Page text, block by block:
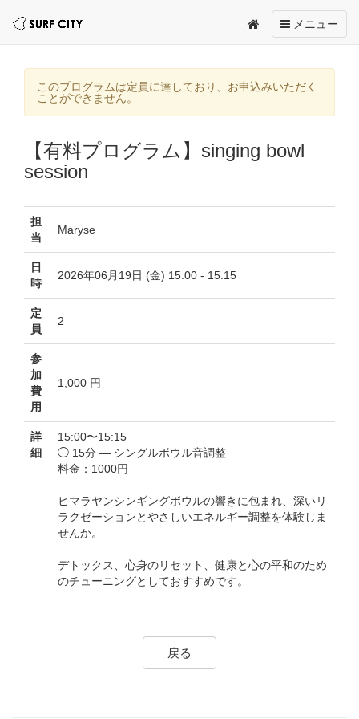
Toggle
navigation
メニュー
このプログラムは定員に達しており、お申込みいただく
ことができません。
【有料プログラム】singing bowl
session
担
当
Maryse
日
時
2026年06月19日 (金) 15:00 - 15:15
定
員
2
参
加
費
用
1,000 円
詳
細
15:00〜15:15
◯ 15分 — シングルボウル音調整
料金：1000円
ヒマラヤンシンギングボウルの響きに包まれ、深いリ
ラクゼーションとやさしいエネルギー調整を体験しま
せんか。
デトックス、心身のリセット、健康と心の平和のため
のチューニングとしておすすめです。
戻る